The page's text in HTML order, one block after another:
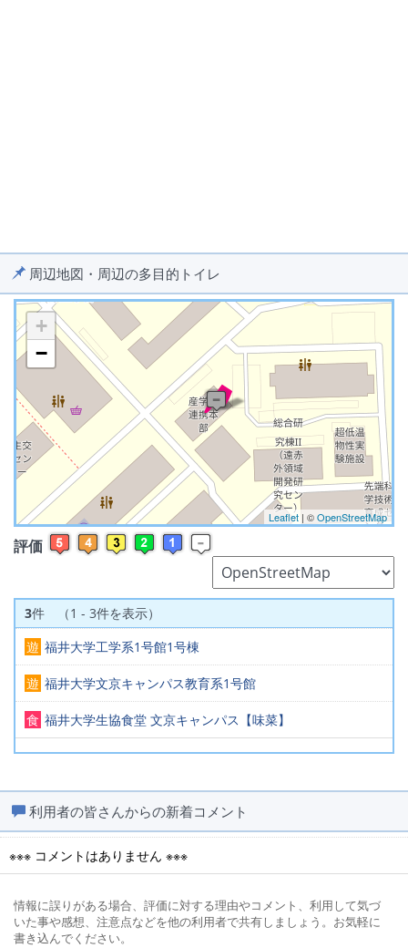
周辺地図・周辺の多目的トイレ
※ マップを検索、表示中です ※
+
−
Leaflet | ©OpenStreetMap
評価
3件 （1 - 3件を表示）
遊 福井大学工学系1号館1号棟
遊 福井大学文京キャンパス教育系1号館
食 福井大学生協食堂 文京キャンパス【味菜】
利用者の皆さんからの新着コメント
※※※ コメントはありません ※※※
情報に誤りがある場合、評価に対する理由やコメント、利用して気づ
いた事や感想、注意点などを他の利用者で共有しましょう。お気軽に
書き込んでください。